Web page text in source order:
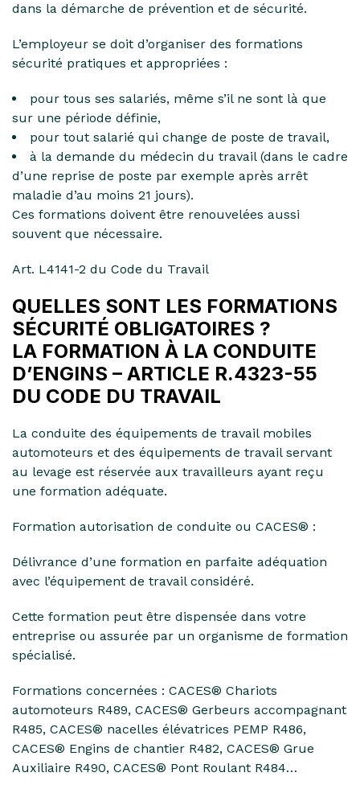
dans la démarche de prévention et de sécurité.
L’employeur se doit d’organiser des formations
sécurité pratiques et appropriées :
pour tous ses salariés, même s’il ne sont là que
sur une période définie,
pour tout salarié qui change de poste de travail,
à la demande du médecin du travail (dans le cadre
d’une reprise de poste par exemple après arrêt
maladie d’au moins 21 jours).
Ces formations doivent être renouvelées aussi
souvent que nécessaire.
Art. L4141-2 du Code du Travail
QUELLES SONT LES FORMATIONS
SÉCURITÉ OBLIGATOIRES ?
LA FORMATION À LA CONDUITE
D’ENGINS – ARTICLE R.4323-55
DU CODE DU TRAVAIL
La conduite des équipements de travail mobiles
automoteurs et des équipements de travail servant
au levage est réservée aux travailleurs ayant reçu
une formation adéquate.
Formation autorisation de conduite ou CACES® :
Délivrance d’une formation en parfaite adéquation
avec l’équipement de travail considéré.
Cette formation peut être dispensée dans votre
entreprise ou assurée par un organisme de formation
spécialisé.
Formations concernées : CACES® Chariots
automoteurs R489, CACES® Gerbeurs accompagnant
R485, CACES® nacelles élévatrices PEMP R486,
CACES® Engins de chantier R482, CACES® Grue
Auxiliaire R490, CACES® Pont Roulant R484…